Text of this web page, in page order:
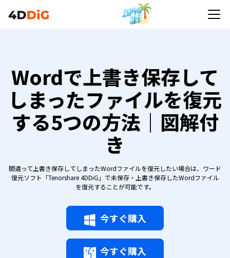
Wordで上書き保存して
しまったファイルを復元
する5つの方法｜図解付
き
間違って上書き保存してしまったWordファイルを復元したい場合は、ワード
復元ソフト「Tenorshare 4DDiG」で未保存・上書き保存したWordファイル
を復元することが可能です。
今すぐ購入
今すぐ購入